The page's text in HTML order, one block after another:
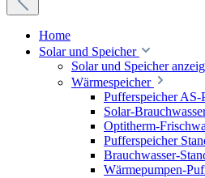
Home
Solar und Speicher
Solar und Speicher
Wärmespeicher
Pufferspeicher AS-
Solar-
Optitherm-
Pufferspeicher
Brauchwasser-
Wärmepumpen-